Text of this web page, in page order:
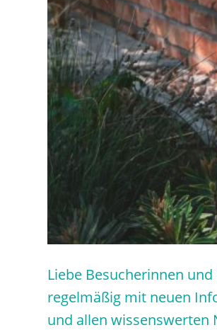
Liebe Besucherinnen
regelmäßig mit neuen
und allen wissenswerten